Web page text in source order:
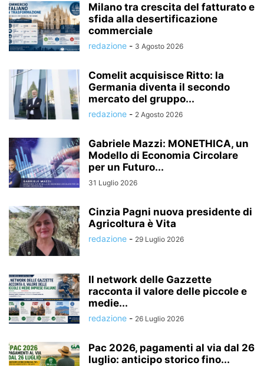
Milano tra crescita del fatturato e
sfida alla desertificazione
commerciale
redazione - 3 Agosto 2026
Comelit acquisisce Ritto: la
Germania diventa il secondo
mercato del gruppo...
redazione - 2 Agosto 2026
Gabriele Mazzi: MONETHICA, un
Modello di Economia Circolare
per un Futuro...
31 Luglio 2026
Cinzia Pagni nuova presidente di
Agricoltura è Vita
redazione - 29 Luglio 2026
Il network delle Gazzette
racconta il valore delle piccole e
medie...
redazione - 26 Luglio 2026
Pac 2026, pagamenti al via dal 26
luglio: anticipo storico fino...